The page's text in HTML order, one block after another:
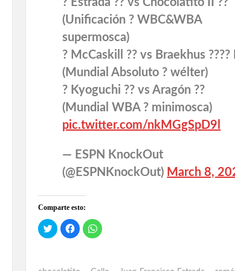
? Estrada ?? vs Chocolatito II ??
(Unificación ? WBC&WBA
supermosca)
? McCaskill ?? vs Braekhus ???? II
(Mundial Absoluto ? wélter)
? Kyoguchi ?? vs Aragón ??
(Mundial WBA ? minimosca)
pic.twitter.com/nkMGgSpD9l
— ESPN KnockOut
(@ESPNKnockOut) March 8,
Comparte esto:
H
a
H
a
H
a